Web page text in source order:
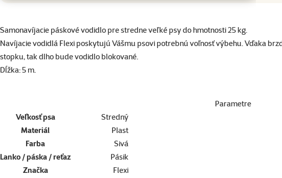
superzoo.product.detail.content
Samonavíjacie páskové vodidlo pre stredne veľké psy do hmotnosti 25 kg.
Navíjacie vodidlá Flexi poskytujú Vášmu psovi potrebnú voľnosť výbehu. Vďaka
stopku, tak dlho bude vodidlo blokované.
Dĺžka: 5 m.
Parametre
Veľkosť psa
Stredný
Materiál
Plast
Farba
Sivá
Lanko / páska / reťaz
Pásik
Značka
Flexi